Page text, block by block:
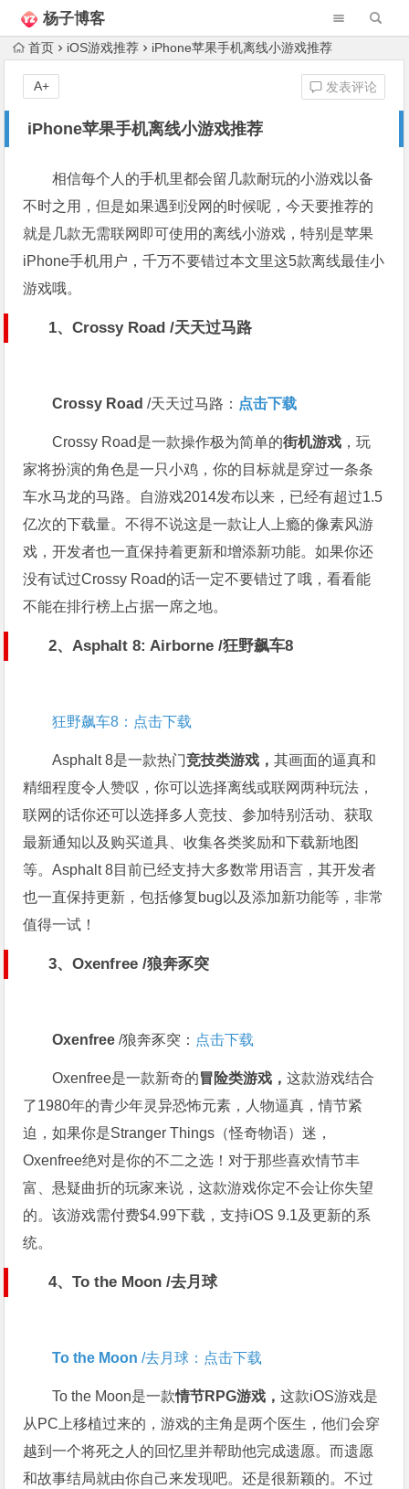
杨子博客
首页 iOS游戏推荐 iPhone苹果手机离线小游戏推荐
iPhone苹果手机离线小游戏推荐
发表评论
A+
相信每个人的手机里都会留几款耐玩的小游戏以备
不时之用，但是如果遇到没网的时候呢，今天要推荐的
就是几款无需联网即可使用的离线小游戏，特别是苹果
iPhone手机用户，千万不要错过本文里这5款离线最佳小
游戏哦。
1、Crossy Road /天天过马路
Crossy Road /天天过马路： 点击下载
Crossy Road是一款操作极为简单的街机游戏 ，玩
家将扮演的角色是一只小鸡，你的目标就是穿过一条条
车水马龙的马路。自游戏2014发布以来，已经有超过1.5
亿次的下载量。不得不说这是一款让人上瘾的像素风游
戏，开发者也一直保持着更新和增添新功能。如果你还
没有试过Crossy Road的话一定不要错过了哦，看看能
不能在排行榜上占据一席之地。
2、Asphalt 8: Airborne /狂野飙车8
狂野飙车8：点击下载
Asphalt 8是一款热门竞技类游戏，其画面的逼真和
精细程度令人赞叹，你可以选择离线或联网两种玩法，
联网的话你还可以选择多人竞技、参加特别活动、获取
最新通知以及购买道具、收集各类奖励和下载新地图
等。Asphalt 8目前已经支持大多数常用语言，其开发者
也一直保持更新，包括修复bug以及添加新功能等，非常
值得一试！
3、Oxenfree /狼奔豕突
Oxenfree /狼奔豕突： 点击下载
Oxenfree是一款新奇的冒险类游戏，这款游戏结合
了1980年的青少年灵异恐怖元素，人物逼真，情节紧
迫，如果你是Stranger Things（怪奇物语）迷，
Oxenfree绝对是你的不二之选！对于那些喜欢情节丰
富、悬疑曲折的玩家来说，这款游戏你定不会让你失望
的。该游戏需付费$4.99下载，支持iOS 9.1及更新的系
统。
4、To the Moon /去月球
To the Moon /去月球：点击下载
To the Moon是一款情节RPG游戏，这款iOS游戏是
从PC上移植过来的，游戏的主角是两个医生，他们会穿
越到一个将死之人的回忆里并帮助他完成遗愿。而遗愿
和故事结局就由你自己来发现吧。还是很新颖的。不过